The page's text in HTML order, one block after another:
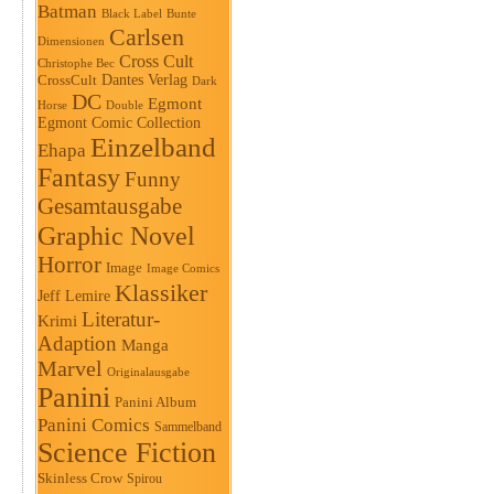
Batman Black Label Bunte
Dimensionen Carlsen
Christophe Bec Cross Cult
CrossCult Dantes Verlag Dark
Horse DC Double Egmont
Egmont Comic Collection
Ehapa Einzelband
FantasyFunny
Gesamtausgabe
Graphic Novel
Horror Image Image Comics
Jeff Lemire Klassiker
Krimi Literatur-
Adaption Manga
Marvel Originalausgabe
Panini Panini Album
Panini Comics Sammelband
Science Fiction
Skinless Crow Spirou